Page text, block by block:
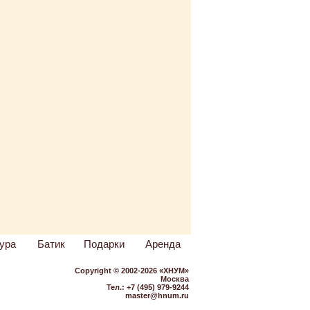
Батик Подарки Аренда
Copyright © 2002-2026 «ХНУМ»
Москва
Тел.: +7 (495) 979-9244
master@hnum.ru